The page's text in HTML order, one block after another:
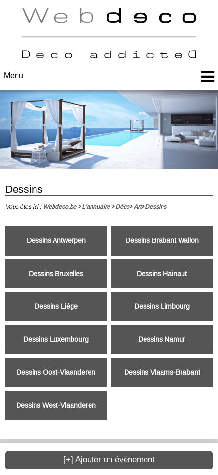
Menu
Dessins
Vous êtes ici : Webdeco.be L'annuaire Déco Art Dessins
Dessins Antwerpen Dessins Brabant Wallon
Dessins Bruxelles Dessins Hainaut
Dessins Liège Dessins Limbourg
Dessins Luxembourg Dessins Namur
Dessins Oost-Vlaanderen Dessins Vlaams-Brabant
Dessins West-Vlaanderen
[+] Ajouter un évènement